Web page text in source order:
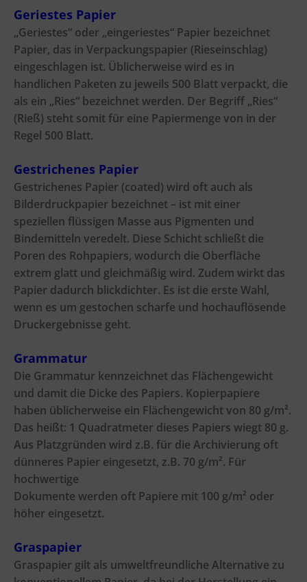
Geriestes Papier
„Geriestes“ oder „eingeriestes“ Papier bezeichnet
Papier, das in Verpackungspapier (Rieseinschlag)
eingeschlagen ist. Üblicherweise wird es in
handlichen Paketen zu jeweils 500 Blatt verpackt, die
als ein „Ries“ bezeichnet werden. Der Begriff „Ries“
(Rieß) steht somit für eine Papiermenge von in der
Regel 500 Blatt.
Gestrichenes Papier
Gestrichenes Papier (coated) wird oft auch als
Bilderdruckpapier bezeichnet – ist mit einer
speziellen flüssigen Masse aus Pigmenten und
Bindemitteln veredelt. Diese Schicht schließt die
Poren des Rohpapiers, wodurch die Oberfläche
extrem glatt und gleichmäßig wird. Zudem wirkt das
Papier dadurch blickdichter. Es ist die erste Wahl,
wenn es um gestochen scharfe und hochauflösende
Druckergebnisse geht.
Grammatur
Die Grammatur kennzeichnet das Flächengewicht
und damit die Dicke des Papiers. Kopierpapiere
haben üblicherweise ein Flächengewicht von 80 g/m².
Das heißt: 1 Quadratmeter dieses Papiers wiegt 80 g.
Aus Platzgründen wird z.B. für die Archivierung oft
dünneres Papier eingesetzt, z.B. 70 g/m². Für
hochwertige
Dokumente werden oft Papiere mit 100 g/m² oder
höher eingesetzt.
Graspapier
Graspapier gilt als umweltfreundliche Alternative zu